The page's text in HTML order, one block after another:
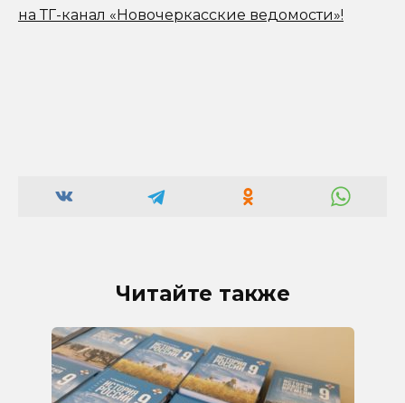
на ТГ-канал «Новочеркасские ведомости»!
Читайте также